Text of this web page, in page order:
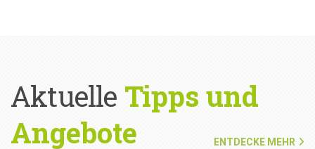
Aktuelle Tipps und
Angebote
ENTDECKE MEHR